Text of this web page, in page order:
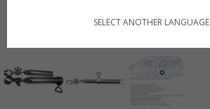
SELECT ANOTHER LANGUAGE